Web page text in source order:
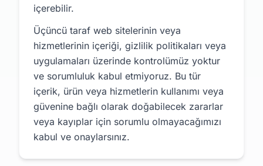
içerebilir.
Üçüncü taraf web sitelerinin veya
hizmetlerinin içeriği, gizlilik politikaları veya
uygulamaları üzerinde kontrolümüz yoktur
ve sorumluluk kabul etmiyoruz. Bu tür
içerik, ürün veya hizmetlerin kullanımı veya
güvenine bağlı olarak doğabilecek zararlar
veya kayıplar için sorumlu olmayacağımızı
kabul ve onaylarsınız.